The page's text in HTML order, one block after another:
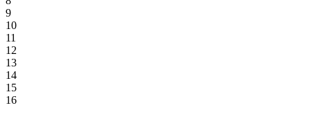
9
10
11
12
13
14
15
16